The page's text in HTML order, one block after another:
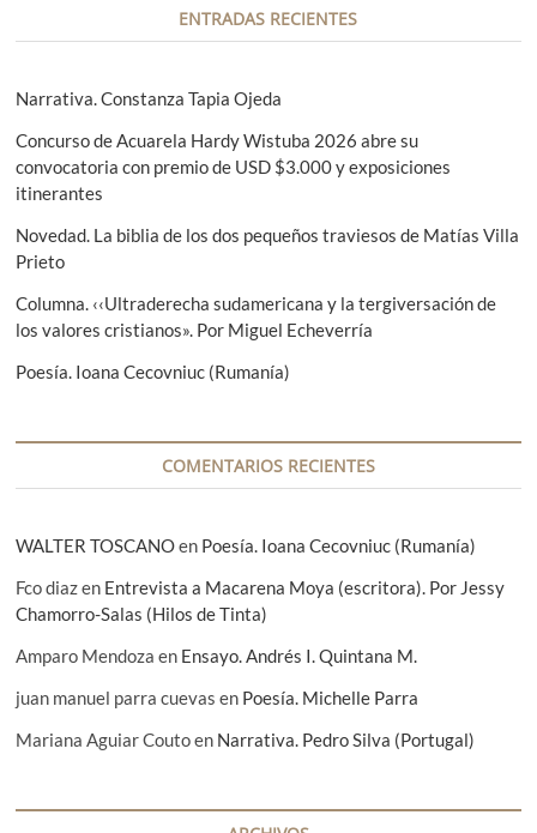
i
ó
n
d
e
e
n
t
r
d
e
i
r
:
s
i
u
e
n
e
ENTRADAS RECIENTES
Narrativa. Constanza Tapia Ojeda
Concurso de Acuarela Hardy Wistuba 2026 abre su
convocatoria con premio de USD $3.000 y exposiciones
itinerantes
Novedad. La biblia de los dos pequeños traviesos de Matías Villa
Prieto
Columna. ‹‹Ultraderecha sudamericana y la tergiversación de
los valores cristianos». Por Miguel Echeverría
Poesía. Ioana Cecovniuc (Rumanía)
COMENTARIOS RECIENTES
WALTER TOSCANOen Poesía. Ioana Cecovniuc (Rumanía)
Fco diazen Entrevista a Macarena Moya (escritora). Por Jessy
Chamorro-Salas (Hilos de Tinta)
Amparo Mendoza en Ensayo. Andrés I. Quintana M.
juan manuel parra cuevas en Poesía. Michelle Parra
Mariana Aguiar Coutoen Narrativa. Pedro Silva (Portugal)